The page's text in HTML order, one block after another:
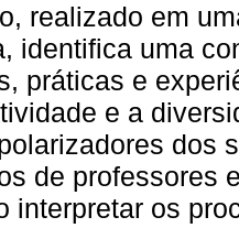
realizado em
identifica uma
práticas e
e a
dos
de professores
interpretar os